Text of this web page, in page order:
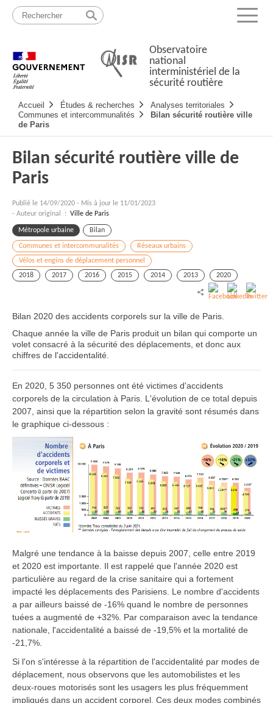
Passer
contenu
Menu
Observatoire
national
interministériel de la
sécurité routière
principale
Accueil Études & recherches
Analyses territoriales
Communes et intercommunalités
Bilan sécurité routière ville
de Paris
Bilan sécurité routière ville de
Paris
Publié le 14/09/2020 - Mis à jour le 11/01/2023
- Auteur original : Ville de Paris
Métropole urbaine Bilan
Communes et intercommunalités
Réseaux urbains
Vélos et engins de déplacement personnel
2018
2017 2016 2015 2014 2013 2020
Bilan 2020 des accidents corporels sur la ville de Paris.
Chaque année la ville de Paris produit un bilan qui comporte un
volet consacré à la sécurité des déplacements, et donc aux
chiffres de l'accidentalité.
En 2020, 5 350 personnes ont été victimes d'accidents
corporels de la circulation à Paris. L'évolution de ce total depuis
2007, ainsi que la répartition selon la gravité sont résumés dans
le graphique ci-dessous :
Malgré une tendance à la baisse depuis 2007, celle entre 2019
et 2020 est importante. Il est rappelé que l'année 2020 est
particulière au regard de la crise sanitaire qui a fortement
impacté les déplacements des Parisiens. Le nombre d'accidents
a par ailleurs baissé de -16% quand le nombre de personnes
tuées a augmenté de +32%. Par comparaison avec la tendance
nationale, l'accidentalité a baissé de -19,5% et la mortalité de
-21,7%.
Si l'on s'intéresse à la répartition de l'accidentalité par modes de
déplacement, nous observons que les automobilistes et les
deux-roues motorisés sont les usagers les plus fréquemment
impliqués dans un accident corporel. Ces deux modes combinés